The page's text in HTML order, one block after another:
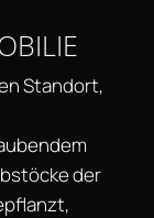
Standort,
der